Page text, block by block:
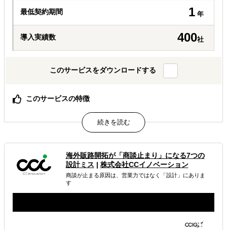
最低契約期間 1 年
導入実績数 400社
このサービスをダウンロードする
このサービスの特徴
誰でもたった"5分" で海外企業に自社商品を提案できる
海外企業の"欲しい"が分かる
アプローチしたい海外企業を見つけ、キーマンに直接アプ
ローチ
属するジャンル
海外進出総合支援
海外販路開拓が「商談止まり」になる7つの
設計ミス | 株式会社CCイノベーション
商談が止まる原因は、営業力ではなく「設計」にありま
す